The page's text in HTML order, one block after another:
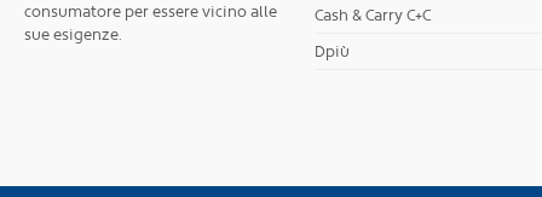
consumatore per essere vicino alle
sue esigenze.
Cash & Carry C+C
Dpiù